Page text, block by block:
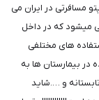
مسافرتی در ایران می
محصول وارداتی بوده اما حدود 20 سالی میشود که در داخل
های مختلفی
در بیمارستان ها به
و ….شاید